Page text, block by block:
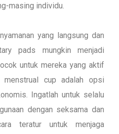
masing individu.
yang langsung dan
pads mungkin menjadi
untuk mereka yang aktif
cup adalah opsi
Ingatlah untuk selalu
dengan seksama dan
teratur untuk menjaga